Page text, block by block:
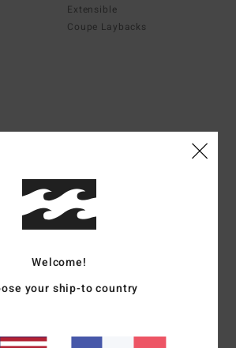
Extensible
Coupe Laybacks
4.8/5
Rapport qualité / prix
Welcome!
your ship-to country